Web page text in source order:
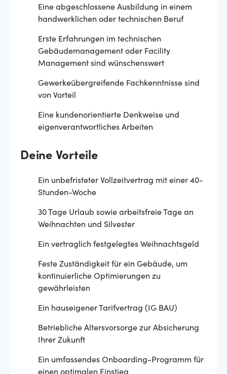
Eine abgeschlossene Ausbildung in einem
handwerklichen oder technischen Beruf
Erste Erfahrungen im technischen
Gebäudemanagement oder Facility
Management sind wünschenswert
Gewerkeübergreifende Fachkenntnisse sind
von Vorteil
Eine kundenorientierte Denkweise und
eigenverantwortliches Arbeiten
Deine Vorteile
Ein unbefristeter Vollzeitvertrag mit einer 40-
Stunden-Woche
30 Tage Urlaub sowie arbeitsfreie Tage an
Weihnachten und Silvester
Ein vertraglich festgelegtes Weihnachtsgeld
Feste Zuständigkeit für ein Gebäude, um
kontinuierliche Optimierungen zu
gewährleisten
Ein hauseigener Tarifvertrag (IG BAU)
Betriebliche Altersvorsorge zur Absicherung
Ihrer Zukunft
Ein umfassendes Onboarding-Programm für